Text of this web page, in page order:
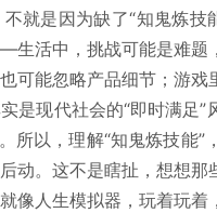
就是因为缺了“知鬼炼
活中，挑战可能是难题
可能忽略产品细节；游
是现代社会的“即时满足
所以，理解“知鬼炼技能
动。这不是瞎扯，想想
像人生模拟器，玩着玩着